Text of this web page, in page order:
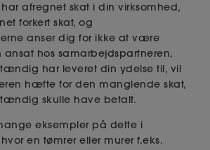
har afregnet skat i din virksomhed,
forkert skat, og
anser dig for ikke at være
hos samarbejdspartneren,
har leveret din ydelse til, vil
hæfte for den manglende skat,
skulle have betalt.
eksempler på dette i
en tømrer eller murer f.eks.